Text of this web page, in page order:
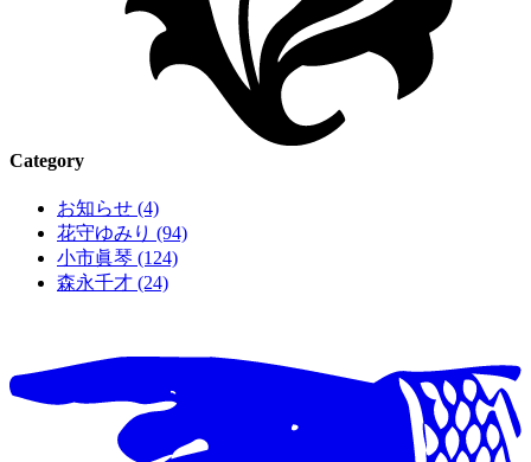
Category
お知らせ (4)
花守ゆみり (94)
小市眞琴 (124)
森永千才 (24)